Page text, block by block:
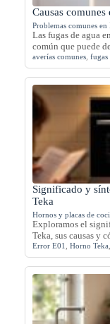
Causas
Problemas comunes en
Las fugas de agua
común que puede
averías comunes fugas
Significado y
Teka
Hornos y placas de
Exploramos el
Teka, sus causas y
Error E01 Horno Teka